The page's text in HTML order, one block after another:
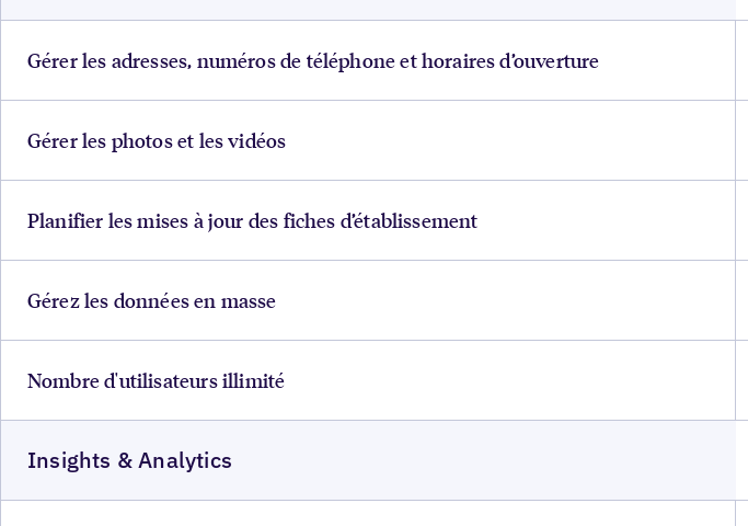
Gérer les adresses, numéros de téléphone et horaires d’ouverture
Gérer les photos et les vidéos
Planifier les mises à jour des fiches d’établissement
Gérez les données en masse
Nombre d'utilisateurs illimité
Insights & Analytics